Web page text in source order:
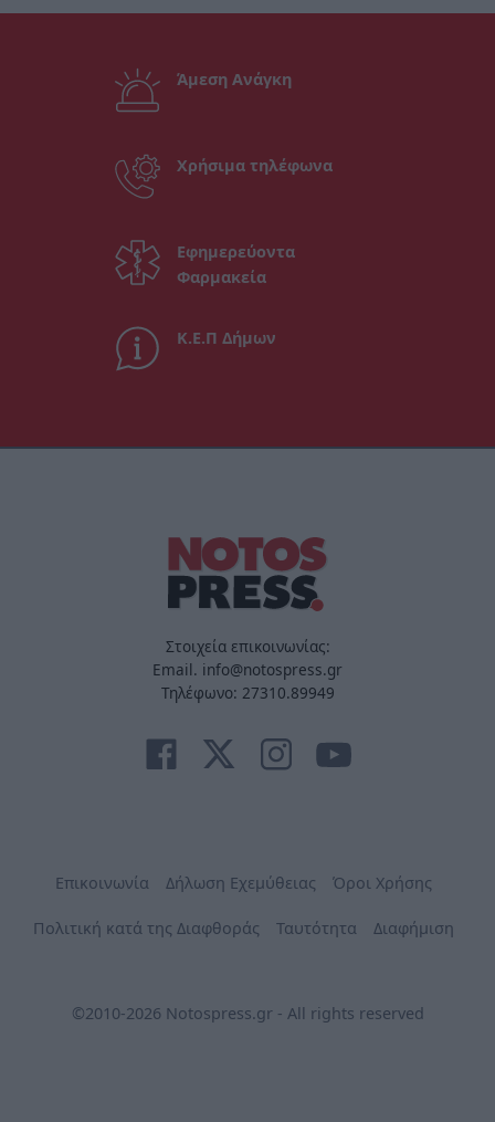
Άμεση Ανάγκη
Χρήσιμα τηλέφωνα
Εφημερεύοντα
Φαρμακεία
Κ.Ε.Π Δήμων
Στοιχεία επικοινωνίας:
Email. info@notospress.gr
Τηλέφωνο: 27310.89949
Επικοινωνία Δήλωση Εχεμύθειας Όροι Χρήσης
Πολιτική κατά της Διαφθοράς Ταυτότητα Διαφήμιση
©2010-2026 Notospress.gr - All rights reserved